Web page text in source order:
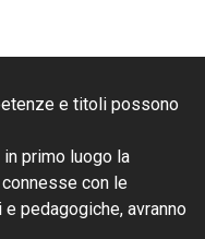
e titoli possono
in primo luogo la
con le
pedagogiche, avranno